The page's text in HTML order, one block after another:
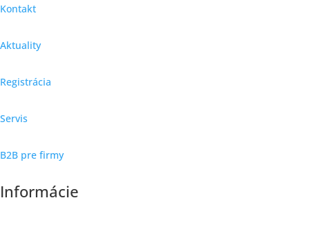
Kontakt
Aktuality
Registrácia
Servis
B2B pre firmy
Informácie